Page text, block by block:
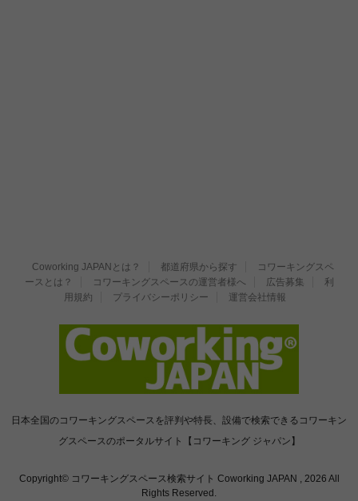
Coworking JAPANとは？ 都道府県から探す
コワーキングスペ
ースとは？
コワーキングスペースの運営者様へ 広告募集
利
用規約
プライバシーポリシー 運営会社情報
日本全国のコワーキングスペースを評判や特長、設備で検索できるコワーキン
グスペースのポータルサイト【コワーキング ジャパン】
Copyright© コワーキングスペース検索サイト Coworking JAPAN , 2026 All
Rights Reserved.